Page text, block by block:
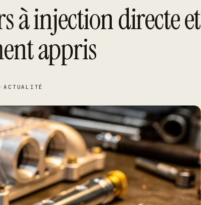
à injection directe et
appris
· ACTUALITÉ